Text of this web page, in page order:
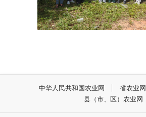
中华人民共和国农业网 省农业网
县（市、区）农业网